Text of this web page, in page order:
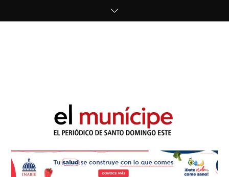
El Munícipe